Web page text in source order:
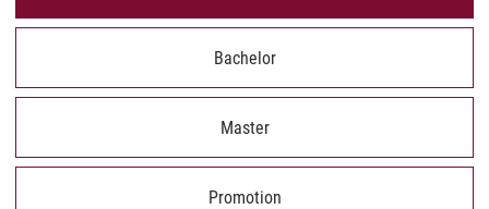
Bachelor
Master
Promotion